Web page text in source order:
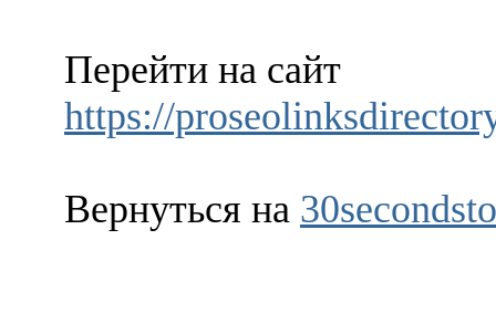
Перейти на сайт
https://
Вернуться на